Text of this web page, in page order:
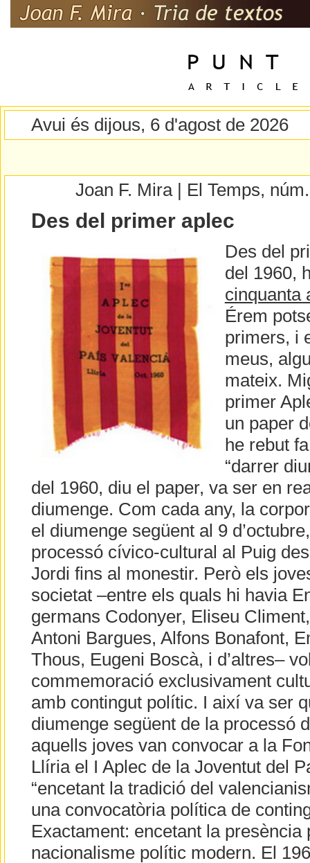
Avui és dijous, 6 d'agost de 2026
Joan F. Mira | El Temps,
Des del primer aplec
Des del
del 1960,
cinquanta
Érem
primers, i
meus,
mateix.
primer
un paper
he rebut
“darrer
del 1960, diu el paper, va ser en
diumenge. Com cada any, la
el diumenge següent al 9
processó cívico-cultural al Puig
Jordi fins al monestir. Però els
societat –entre els quals hi havia
germans Codonyer, Eliseu
Antoni Bargues, Alfons Bonafont,
Thous, Eugeni Boscà, i d’altres–
commemoració exclusivament
amb contingut polític. I així va ser
diumenge següent de la processó
aquells joves van convocar a la
Llíria el I Aplec de la Joventut del
“encetant la tradició del
una convocatòria política de
Exactament: encetant la presència
nacionalisme polític modern. El